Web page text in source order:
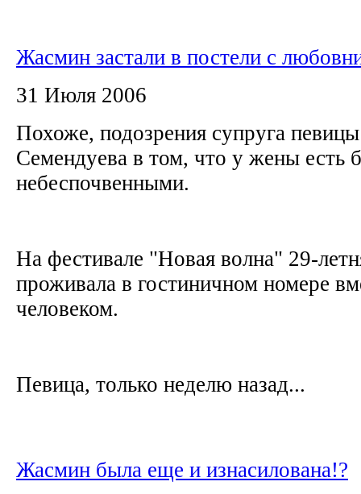
Жасмин застали в постели с
31 Июля 2006
Похоже, подозрения супруга
Семендуева в том, что у жены есть
небеспочвенными.
На фестивале "Новая волна" 29-
проживала в гостиничном номере
человеком.
Певица, только неделю назад...
Жасмин была еще и изнасилована!?